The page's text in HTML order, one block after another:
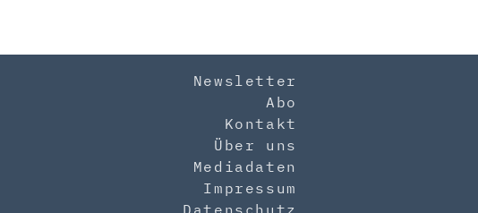
Newsletter
Abo
Kontakt
Über uns
Mediadaten
Impressum
Datenschutz